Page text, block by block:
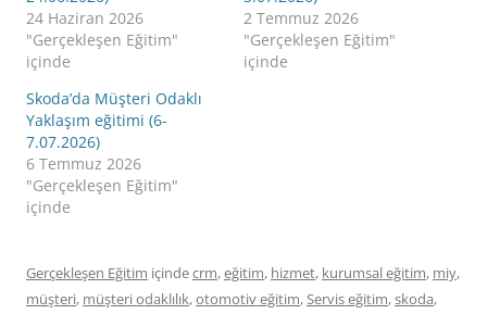
24 Haziran 2026
"Gerçekleşen Eğitim"
içinde
2 Temmuz 2026
"Gerçekleşen Eğitim"
içinde
Skoda’da Müşteri Odaklı
Yaklaşım eğitimi (6-
7.07.2026)
6 Temmuz 2026
"Gerçekleşen Eğitim"
içinde
Gerçekleşen Eğitim içindecrm,eğitim, hizmet, kurumsal eğitim, miy,
müşteri, müşteri odaklılık,otomotiv eğitim,Servis eğitim,skoda,